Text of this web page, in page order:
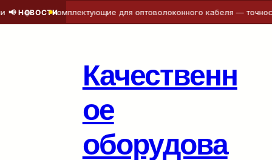
Качественн
ое
оборудова
📢 НОВОСТИ
Комплектующие для оптоволоконного кабеля — точность